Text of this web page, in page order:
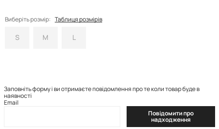
Виберіть розмір: Таблиця розмірів
S M L
Заповніть форму і ви отримаєте повідомлення про те коли товар буде в
наявності
Email
Повідомити про
надходження